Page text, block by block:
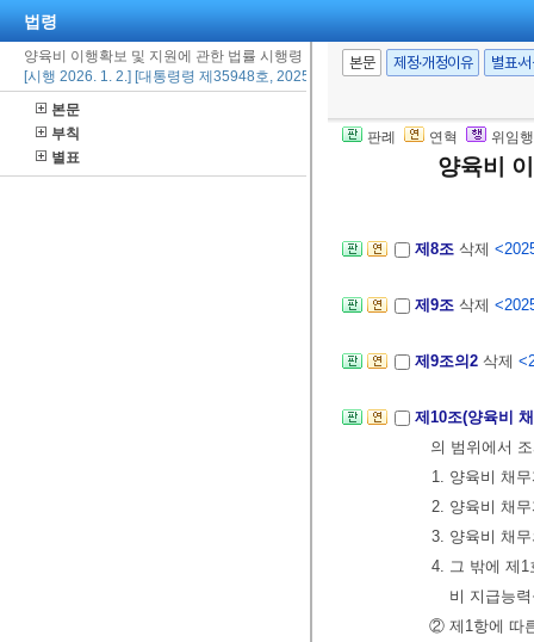
법령
양육비 이행확보 및 지원에 관한 법률 시행령
[시행 2026. 1. 2.] [대통령령 제35948호, 2025. 12. 30., 타법개정]
본문
부칙
별표
본문 제정·개정이유 별표·
판례 연혁 위임
양육비
② 성평등가족
보통신망 이
망”이라 한다)
[제목개정
제8조 삭제
제9조 삭제
제9조의2 삭제
제10조(양육비
의 범위에서
1. 양육비 채
2. 양육비 채
3. 양육비 채
4. 그 밖에 제1
비 지급능
② 제1항에 따